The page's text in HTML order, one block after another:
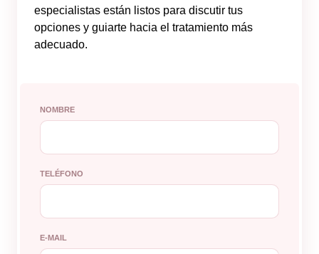
especialistas están listos para discutir tus
opciones y guiarte hacia el tratamiento más
adecuado.
NOMBRE
TELÉFONO
E-MAIL